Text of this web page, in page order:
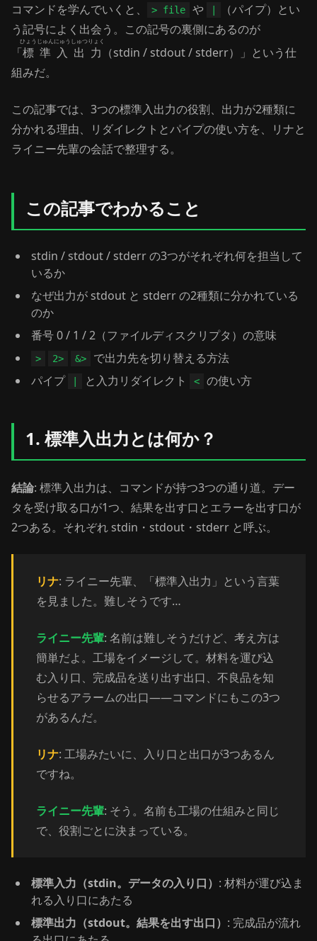
コマンドを学んでいくと、 > file や
（パイプ）とい
う記号によく出会う。この記号の裏側にあるのが
「標準入出力
ひょうじゅんにゅうしゅつりょく
（stdin / stdout / stderr）」という仕
組みだ。
この記事では、3つの標準入出力の役割、出力が2種類に
分かれる理由、リダイレクトとパイプの使い方を、リナと
ライニー先輩の会話で整理する。
この記事でわかること
stdin / stdout / stderr の3つがそれぞれ何を担当して
いるか
なぜ出力が stdout と stderr の2種類に分かれている
のか
番号 0 / 1 / 2（ファイルディスクリプタ）の意味
> 2> &>
で出力先を切り替える方法
パイプ
と入力リダイレクト < の使い方
1. 標準入出力とは何か？
結論: 標準入出力は、コマンドが持つ3つの通り道。デー
タを受け取る口が1つ、結果を出す口とエラーを出す口が
2つある。それぞれ stdin・stdout・stderr と呼ぶ。
リナ: ライニー先輩、「標準入出力」という言葉
を見ました。難しそうです…
ライニー先輩: 名前は難しそうだけど、考え方は
簡単だよ。工場をイメージして。材料を運び込
む入り口、完成品を送り出す出口、不良品を知
らせるアラームの出口——コマンドにもこの3つ
があるんだ。
リナ: 工場みたいに、入り口と出口が3つあるん
ですね。
ライニー先輩: そう。名前も工場の仕組みと同じ
で、役割ごとに決まっている。
標準入力（stdin。データの入り口） : 材料が運び込ま
れる入り口にあたる
標準出力（stdout。結果を出す出口） : 完成品が流れ